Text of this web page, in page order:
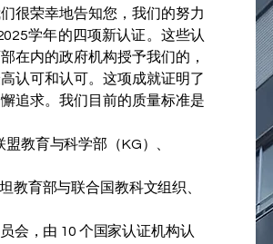
很荣幸地告知您，我们的努力
学年的四项新认证。这些认
在内的政府机构授予我们的，
认可和认可。这项成就证明了
追求。我们目前的质量标准是
教育与科学部（KG）、
教育部与联合国教科文组织、
会，由 10 个国家认证机构认